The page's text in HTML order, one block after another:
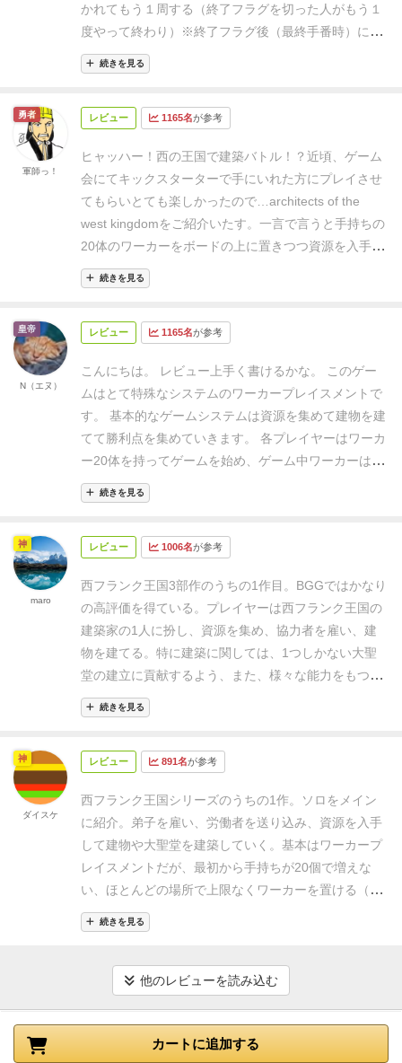
かれてもう１周する（終了フラグを切った人がもう１
度やって終わり）
※終了フラグ後（最終手番時）にも
建築可能ボードの説明
ートプレイヤ＝
プレイ人数×２+１枚大聖堂
２、
GUARD HOUSE（ 衛兵所）等で返済すると即時で
美徳＋１
建物カード （緑色） 最初は４枚でドラ
フト、３枚取得して最後の１枚は山札へ戻
手番終了時に６枚までに
調整し残りは破棄す
る
人）協力者カード
だけ取得可能５枚まで取得
可能で上書き可能（即時ボーナス、ゲーム終了時に美
徳またはVPなどあり） 同じ
名称の協力者も取得可能
続きを見る
レビュー 1165名が参考
ヒャッハー！ 西の王国で建築バトル！？ 近頃、ゲーム
会にてキックスターターで手にいれた方にプレイさせ
てもらいとても楽しかったので… architects of the
west kingdomをご紹介いたす。 一言で言うと手持ちの
20体のワーカーをボードの上に置きつつ資源を入手
し、その資源を使って手札の建築カードを建てていく
ワーカープレイスメントでござる！
ーの数が増えるほど効果が強くなっていくんじゃが…
にしてお金をもらうというバトル要素があり、一筋縄
ではいかないのでごさる！ さらに【美徳】という良い
人パラメーターがあり、善人で行動するか悪人になる
かで選択肢が変わる仕様がミョーに生々しくて大変面
白いですぞー
勝ち筋が多岐にわたるガッツリ系のゲー
マーズゲームですが、一手、一手は軽く言語依存も少
続きを見る
勇者
軍師っ！
レビュー 1165名が参考
こんにちは。 レビュー上手く書けるかな。
このゲー
ムはとて特殊なシステムのワーカープレイスメントで
す。
基本的なゲームシステムは資源を集めて建物を建
てて勝利点を集めていきます。
各プレイヤーはワーカ
ー20体を持ってゲームを始め、ゲーム中ワーカーは増
えることはありません。
プレイヤーはアクションスペースに手番ごとにワーカ
入れます。次の手番でも誰でも手元にワーカーがある
置したワーカーが累積していくともらえる資材やアク
ション数が増えていきます。ここミソです。
例えば4
つ目を配置したら4アクションできるや、もらえる資
源が4倍になるなどです。
配置しているワーカーが累
積していくと他のプレイヤーに邪魔されやすくなりま
す。 プレイヤーは逮捕アクションのスペースにワーカ
逮捕できます。逮捕されたワーカーは牢獄に入り一時
的に使用できなくなります。当然アクションスペース
に累積してきたワーカーはゼロになります。 ワーカー
を同じ場所に配置するとアクションはどんどん強くな
っていきますが、いっぽうで他のプレイヤーに逮捕さ
れやすくなるというジレンマがこのゲームの楽しいと
ころ。 また主な得点源の建設アクションを行うとワー
カーは建設の礎となり２度と手元に帰ってきません。
他のプレイヤーへの直接攻撃は逮捕アクションだけな
心者プレイヤーも経験者も同時に楽しめる仕組みも優
れています。 プレイヤーは累積アクションをしたいけ
ど、累積していくと他のプレイヤーに逮捕されるって
いうやりとりがとても楽しいシステムになっていま
続きを見る
皇帝
N（エヌ）
レビュー 1006名が参考
西フランク王国3部作のうちの1作目。BGGではかなり
の高評価を得ている。 プレイヤーは西フランク王国の
建築家の1人に扮し、資源を集め、協力者を雇い、建
物を建てる。 特に建築に関しては、1つしかない大聖
堂の建立に貢献するよう、また、様々な能力をもつ建
物を建てるように他の建築家としのぎを削るという内
容となっている。
ボードを一見しただけで、おおよそのゲームの流れは
とても独特で、それがこのゲームの最大の持ち味にな
っているといえる。
ワーカー配置はストーンエイジの
ようにアクションスペースに置いたコマの分だけリソ
ースの獲得ができ、なおかついわゆる帰宅フェイズと
いうものは存在しない。その代わりに捕縛というシス
テムが用意されている。
て、自分の個人ボードへ移動させることができる。捕
縛したコマは別のアクションで投獄ことで報酬が得ら
れる。また、投獄されたワーカーを解放するアクショ
ンもあり、これらによって自分の配置済みワーカーを
続きを見る
神
maro
レビュー 891名が参考
西フランク王国シリーズのうちの1作。ソロをメイン
に紹介。
弟子を雇い、労働者を送り込み、資源を入手
して建物や大聖堂を建築していく。 基本はワーカープ
レイスメントだが、最初から手持ちが20個で増えな
い、ほとんどの場所で上限なくワーカーを置ける（対
戦相手も自分も）というのが特徴。
入手できる資源の量が増えたりとアクションの効果が
と、他プレイヤーに捕縛アクションで一網打尽にさ
らワーカーを解放するのは比較的簡単で、それがワー
カー回収の方法にもなっているのが面白い。
続きを見る
神
ダイスケ
他のレビューを読み込む
カートに追加する